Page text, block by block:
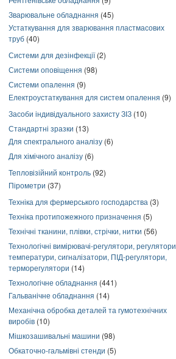
Зварювальне обладнання (45)
Устаткування для зварювання пластмасових
труб (40)
Системи для дезінфекції(2)
Системи оповіщення (98)
Системи опалення (9)
Електроустаткування для систем опалення (9)
Засоби індивідуального захисту ЗІЗ (10)
Стандартні зразки (13)
Для спектрального аналізу (6)
Для хімічного аналізу (6)
Тепловізійний контроль (92)
Пірометри (37)
Техніка для фермерського господарства (3)
Техніка протипожежного призначення (5)
Технічні тканини, плівки, стрічки, нитки (56)
Технологічні вимірювачі-регулятори, регулятори
температури, сигналізатори, ПІД-регулятори,
терморегулятори (14)
Технологічне обладнання (441)
Гальванічне обладнання (14)
Механічна обробка деталей та гумотехнічних
виробів (10)
Мішкозашивальні машини (98)
Обкаточно-гальмівні стенди (5)